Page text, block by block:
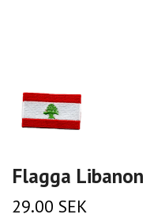
Flagga Libanon
29.00 SEK